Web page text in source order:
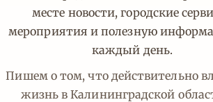
месте новости, городские
мероприятия и полезную
каждый день.
Пишем о том, что действительно
жизнь в Калининградской